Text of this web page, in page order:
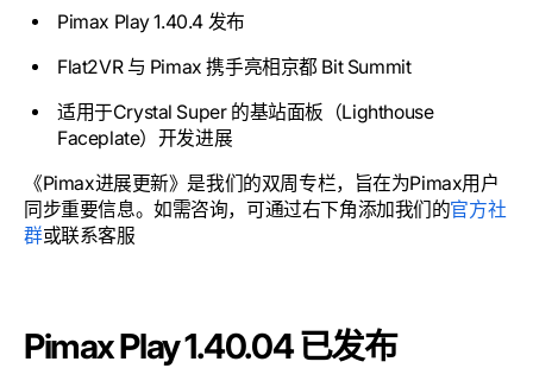
Pimax Play 1.40.4 发布
Flat2VR 与 Pimax 携手亮相京都 Bit Summit
适用于Crystal Super 的基站面板（Lighthouse
Faceplate）开发进展
《Pimax进展更新》是我们的双周专栏，旨在为Pimax用户
同步重要信息。如需咨询，可通过右下角添加我们的官方社
群或联系客服
Pimax Play 1.40.04 已发布